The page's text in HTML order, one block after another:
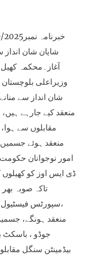
شایان شان انداز
آغاز۔محکمہ
شان انداز سے
منعقد کیے جارہے
مقابلوں سے
منعقد ہوئے
امور نوجوانان
ڈی ایس اوز کو کھیلوں
تاکہ صوبہ
،سپورٹس
منعقد ہونگے،
جوڈو ، باسکٹ
بیڈمینٹن سنگل